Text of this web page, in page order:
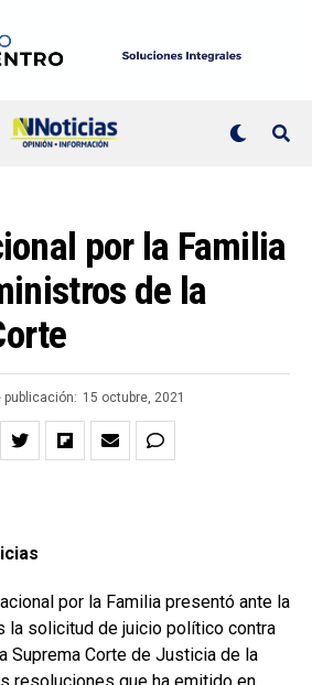
por la Familia
de la
publicación: 15 octubre, 2021
por la Familia presentó ante la
la solicitud de juicio político contra
Suprema Corte de Justicia de la